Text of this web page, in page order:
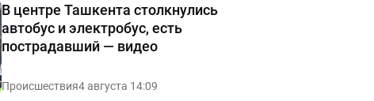
В центре Ташкента столкнулись
автобус и электробус, есть
пострадавший — видео
Происшествия4 августа 14:09